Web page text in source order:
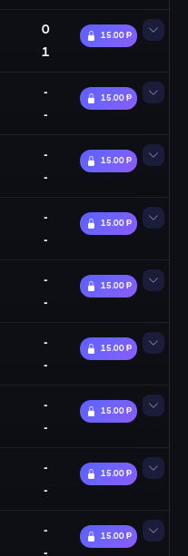
0
1
15.00 Ᵽ
-
-
15.00 Ᵽ
-
-
15.00 Ᵽ
-
-
15.00 Ᵽ
-
-
15.00 Ᵽ
-
-
15.00 Ᵽ
-
-
15.00 Ᵽ
-
-
15.00 Ᵽ
-
-
15.00 Ᵽ